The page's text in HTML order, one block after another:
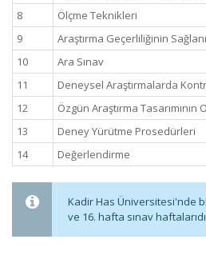
8
Ölçme Teknikleri
9
Araştırma Geçerliliğinin
10
Ara Sınav
11
Deneysel Araştırmalarda
12
Özgün Araştırma Tasarımının
13
Deney Yürütme Prosedürleri
14
Değerlendirme
Kadir Has Üniversitesi'nde
ve 16. hafta sınav